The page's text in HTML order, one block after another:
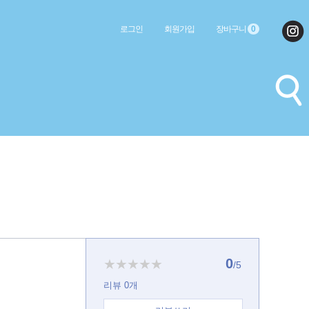
로그인 회원가입 장바구니 0
★★★★★ 0/5
리뷰 0개